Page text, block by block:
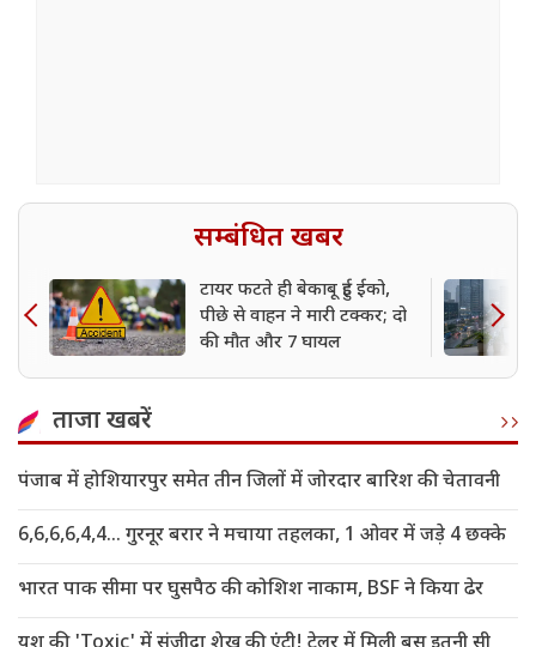
सम्बंधित खबर
टायर फटते ही बेकाबू हुई ईको,
पीछे से वाहन ने मारी टक्कर; दो
की मौत और 7 घायल
ताजा खबरें
पंजाब में होशियारपुर समेत तीन जिलों में जोरदार बारिश की चेतावनी
6,6,6,6,4,4... गुरनूर बरार ने मचाया तहलका, 1 ओवर में जड़े 4 छक्के
भारत पाक सीमा पर घुसपैठ की कोशिश नाकाम, BSF ने किया ढेर